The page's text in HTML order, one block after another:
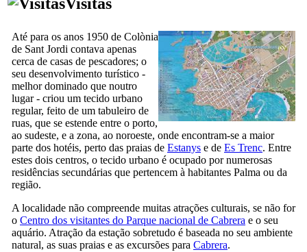
Até para os anos 1950 de Colònia
de Sant Jordi contava apenas
cerca de casas de pescadores; o
seu desenvolvimento turístico -
melhor dominado que noutro
lugar - criou um tecido urbano
regular, feito de um tabuleiro de
ruas, que se estende entre o porto,
ao sudeste, e a zona, ao noroeste, onde encontram-se a maior
parte dos hotéis, perto das praias de Estanys e de Es Trenc. Entre
estes dois centros, o tecido urbano é ocupado por numerosas
residências secundárias que pertencem à habitantes Palma ou da
região.
A localidade não compreende muitas atrações culturais, se não for
o Centro dos visitantes do Parque nacional de Cabrera e o seu
aquário. Atração da estação sobretudo é baseada no seu ambiente
natural, as suas praias e as excursões para Cabrera.